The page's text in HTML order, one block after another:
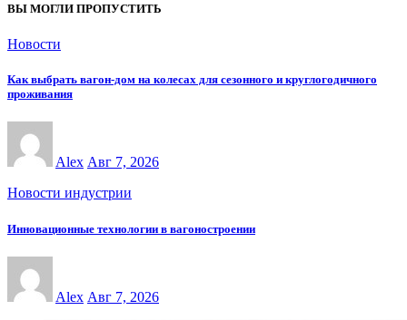
ВЫ МОГЛИ ПРОПУСТИТЬ
Новости
Как выбрать вагон-дом на колесах для сезонного и круглогодичного
проживания
Alex Авг 7, 2026
Новости индустрии
Инновационные технологии в вагоностроении
Alex Авг 7, 2026